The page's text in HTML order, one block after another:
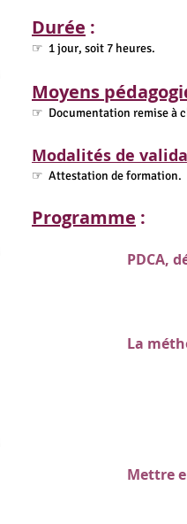
Durée :
☞ 1 jour, soit 7 heures.
Moyens
☞ Documentation remise à
Modalités de
☞ Attestation de formation.
Programme :
PDCA,
Outil du
Démarche
La
PLAN :
Déployer
CHECK :
ACT :
Mettre
Tableau